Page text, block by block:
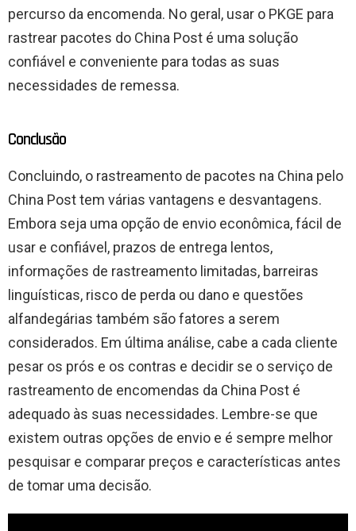
percurso da encomenda. No geral, usar o PKGE para
rastrear pacotes do China Post é uma solução
confiável e conveniente para todas as suas
necessidades de remessa.
Conclusão
Concluindo, o rastreamento de pacotes na China pelo
China Post tem várias vantagens e desvantagens.
Embora seja uma opção de envio econômica, fácil de
usar e confiável, prazos de entrega lentos,
informações de rastreamento limitadas, barreiras
linguísticas, risco de perda ou dano e questões
alfandegárias também são fatores a serem
considerados. Em última análise, cabe a cada cliente
pesar os prós e os contras e decidir se o serviço de
rastreamento de encomendas da China Post é
adequado às suas necessidades. Lembre-se que
existem outras opções de envio e é sempre melhor
pesquisar e comparar preços e características antes
de tomar uma decisão.